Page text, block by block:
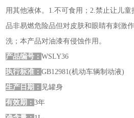
用其他液体。1.不可食用；2.禁止让儿
品非易燃危险品但对皮肤和眼睛有刺激
洗；本产品对油漆有侵蚀作用。
产品编号：WSLY36
执行标准：GB12981(机动车辆制动液)
生产日期： 见罐身
有效期：3年